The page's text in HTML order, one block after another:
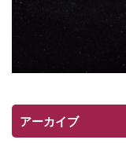
アーカイブ